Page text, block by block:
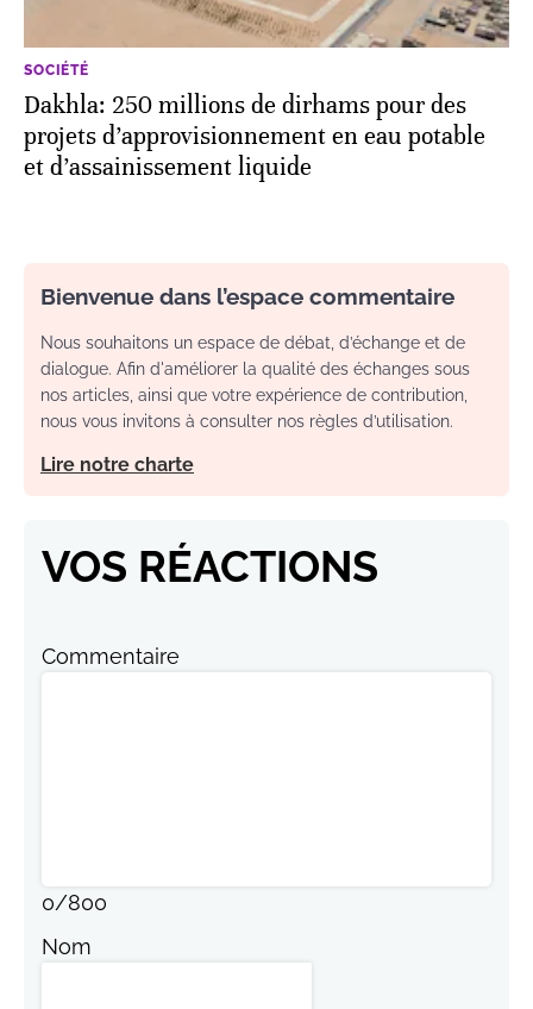
SOCIÉTÉ
Dakhla: 250 millions de dirhams pour des
projets d’approvisionnement en eau potable
et d’assainissement liquide
Bienvenue dans l’espace commentaire
Nous souhaitons un espace de débat, d’échange et de
dialogue. Afin d'améliorer la qualité des échanges sous
nos articles, ainsi que votre expérience de contribution,
nous vous invitons à consulter nos règles d’utilisation.
Lire notre charte
VOS RÉACTIONS
Commentaire
0/800
Nom